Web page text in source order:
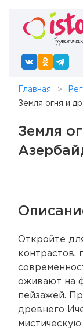
Главная
Земля огня и
Земля
Откройте
контрастов,
оживают на
пейзажей.
древнего